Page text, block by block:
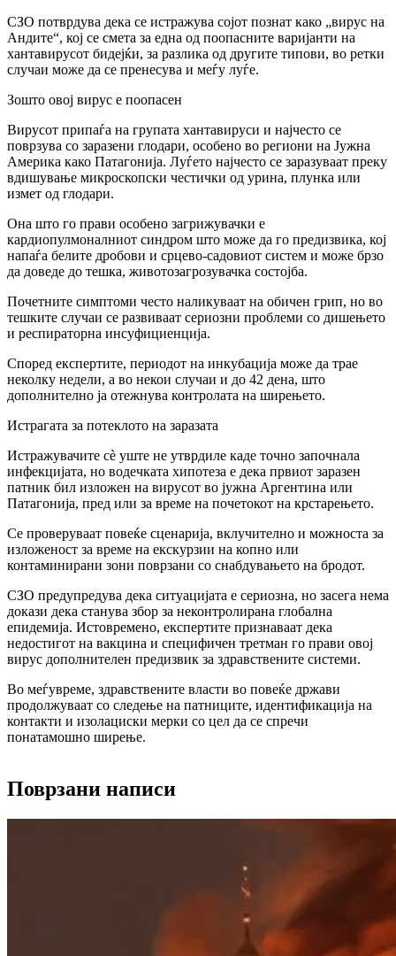
СЗО потврдува дека се истражува сојот познат како „вирус на
Андите“, кој се смета за една од поопасните варијанти на
хантавирусот бидејќи, за разлика од другите типови, во ретки
случаи може да се пренесува и меѓу луѓе.
Зошто овој вирус е поопасен
Вирусот припаѓа на групата хантавируси и најчесто се
поврзува со заразени глодари, особено во региони на Јужна
Америка како Патагонија. Луѓето најчесто се заразуваат преку
вдишување микроскопски честички од урина, плунка или
измет од глодари.
Она што го прави особено загрижувачки е
кардиопулмоналниот синдром што може да го предизвика, кој
напаѓа белите дробови и срцево-садовиот систем и може брзо
да доведе до тешка, животозагрозувачка состојба.
Почетните симптоми често наликуваат на обичен грип, но во
тешките случаи се развиваат сериозни проблеми со дишењето
и респираторна инсуфициенција.
Според експертите, периодот на инкубација може да трае
неколку недели, а во некои случаи и до 42 дена, што
дополнително ја отежнува контролата на ширењето.
Истрагата за потеклото на заразата
Истражувачите сè уште не утврдиле каде точно започнала
инфекцијата, но водечката хипотеза е дека првиот заразен
патник бил изложен на вирусот во јужна Аргентина или
Патагонија, пред или за време на почетокот на крстарењето.
Се проверуваат повеќе сценарија, вклучително и можноста за
изложеност за време на екскурзии на копно или
контаминирани зони поврзани со снабдувањето на бродот.
СЗО предупредува дека ситуацијата е сериозна, но засега нема
докази дека станува збор за неконтролирана глобална
епидемија. Истовремено, експертите признаваат дека
недостигот на вакцина и специфичен третман го прави овој
вирус дополнителен предизвик за здравствените системи.
Во меѓувреме, здравствените власти во повеќе држави
продолжуваат со следење на патниците, идентификација на
контакти и изолациски мерки со цел да се спречи
понатамошно ширење.
Поврзани написи